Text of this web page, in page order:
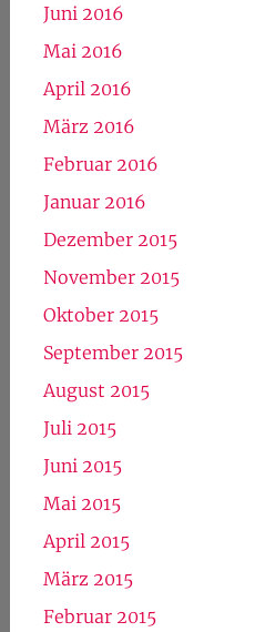
Juni 2016
Mai 2016
April 2016
März 2016
Februar 2016
Januar 2016
Dezember 2015
November 2015
Oktober 2015
September 2015
August 2015
Juli 2015
Juni 2015
Mai 2015
April 2015
März 2015
Februar 2015